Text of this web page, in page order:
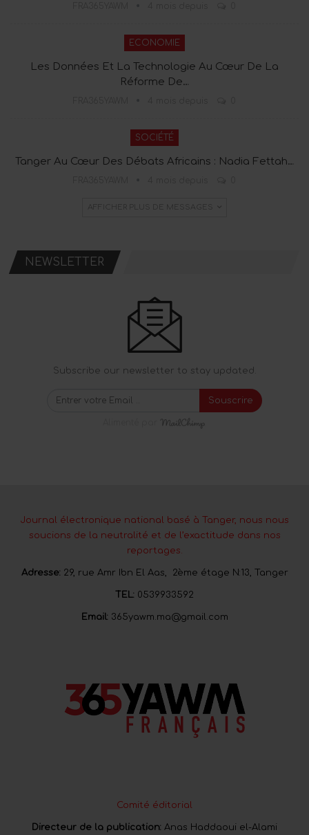
ECONOMIE
Les Données Et La Technologie Au Cœur De La
Réforme De…
SOCIÉTÉ
Tanger Au Cœur Des Débats Africains : Nadia Fettah…
AFFICHER PLUS DE MESSAGES
NEWSLETTER
Subscribe our newsletter to stay updated.
Souscrire
Journal électronique national basé à Tanger, nous nous
soucions de la neutralité et de l’exactitude dans nos
reportages.
Adresse: 29, rue Amr Ibn El Aas, 2ème étage N:13, Tanger
TEL: 0539933592
Email: 365yawm.ma@gmail.com
Comité éditorial
Directeur de la publication: Anas Haddaoui el-Alami